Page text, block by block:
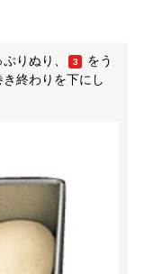
りぬり、 3
をう
終わりを下にし